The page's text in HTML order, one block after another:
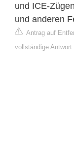
und ICE-
und anderen
Antrag auf
vollständige